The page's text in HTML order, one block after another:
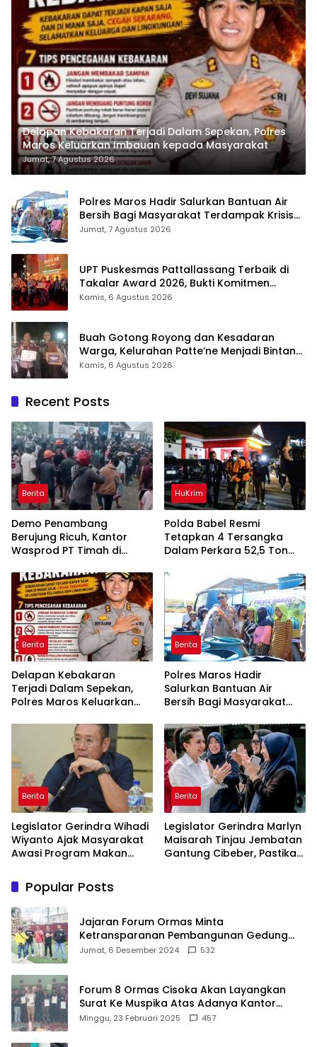
Delapan Kebakaran Terjadi Dalam Sepekan, Polres
Maros Keluarkan Imbauan kepada Masyarakat
Jumat, 7 Agustus 2026
Polres Maros Hadir Salurkan Bantuan Air
Bersih Bagi Masyarakat Terdampak Krisis
Air Bersih Di Maros
Jumat, 7 Agustus 2026
UPT Puskesmas Pattallassang Terbaik di
Takalar Award 2026, Bukti Komitmen
Hadirkan Pelayanan Kesehatan Berkualitas
Kamis, 6 Agustus 2026
Buah Gotong Royong dan Kesadaran
Warga, Kelurahan Patte’ne Menjadi Bintang
Takalar Award 2026
Kamis, 6 Agustus 2026
Recent Posts
Berita
Demo Penambang
Berujung Ricuh, Kantor
Wasprod PT Timah di
HuKrim
Polda Babel Resmi
Tetapkan 4 Tersangka
Dalam Perkara 52,5 Ton
Belitung
Berita
Delapan Kebakaran
Terjadi Dalam Sepekan,
Polres Maros Keluarkan
Masyarakat
Berita
Polres Maros Hadir
Salurkan Bantuan Air
Bersih Bagi Masyarakat
Di Maros
Berita
Legislator Gerindra Wihadi
Wiyanto Ajak Masyarakat
Awasi Program Makan
Sasaran
Berita
Legislator Gerindra Marlyn
Maisarah Tinjau Jembatan
Gantung Cibeber, Pastikan
Popular Posts
Jajaran Forum Ormas Minta
Ketransparanan Pembangunan Gedung
Damkar Di Kecamatan Cisoka
Jumat, 6 Desember 2024 532
Forum 8 Ormas Cisoka Akan Layangkan
Surat Ke Muspika Atas Adanya Kantor
Matel di Cisoka
Minggu, 23 Februari 2025 457